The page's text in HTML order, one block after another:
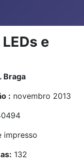
e
Braga
: novembro 2013
impresso
132